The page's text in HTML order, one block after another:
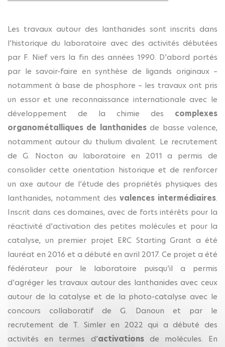
Les travaux autour des lanthanides sont inscrits dans
l’historique du laboratoire avec des activités débutées
par F. Nief vers la fin des années 1990. D’abord portés
par le savoir-faire en synthèse de ligands originaux –
notamment à base de phosphore – les travaux ont pris
un essor et une reconnaissance internationale avec le
développement de la chimie des complexes
organométalliques de lanthanidesde basse valence,
notamment autour du thulium divalent. Le recrutement
de G. Nocton au laboratoire en 2011 a permis de
consolider cette orientation historique et de renforcer
un axe autour de l’étude des propriétés physiques des
lanthanides, notamment des valences intermédiaires.
Inscrit dans ces domaines, avec de forts intérêts pour la
réactivité d’activation des petites molécules et pour la
catalyse, un premier projet ERC Starting Grant a été
lauréat en 2016 et a débuté en avril 2017. Ce projet a été
fédérateur pour le laboratoire puisqu’il a permis
d’agréger les travaux autour des lanthanides avec ceux
autour de la catalyse et de la photo-catalyse avec le
concours collaboratif de G. Danoun et par le
recrutement de T. Simler en 2022 qui a débuté des
activités en termes d’activationsde molécules. En